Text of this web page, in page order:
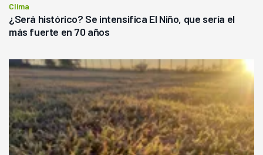
Clima
¿Será histórico? Se intensifica El Niño, que sería el
más fuerte en 70 años